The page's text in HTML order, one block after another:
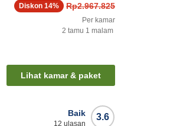
Rp2.967.825
Diskon 14%
Per kamar
2 tamu 1 malam
Lihat kamar & paket
3.6
Baik
12 ulasan